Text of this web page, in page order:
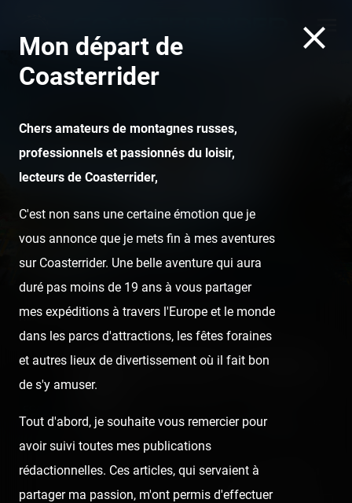
Magic Park Land — 30
juillet 2020
Home Posts Magic Park Land — 30 juillet 2020
Magic Park Land — 30 juillet
2020
Published6 years agoby Coasterrider | Reading time:
👍 15
Mon départ de
Coasterrider
Chers amateurs de montagnes russes,
professionnels et passionnés du loisir,
lecteurs de Coasterrider,
C'est non sans une certaine émotion que je
vous annonce que je mets fin à mes aventures
sur Coasterrider. Une belle aventure qui aura
duré pas moins de 19 ans à vous partager
mes expéditions à travers l'Europe et le monde
dans les parcs d'attractions, les fêtes foraines
et autres lieux de divertissement où il fait bon
de s'y amuser.
Tout d'abord, je souhaite vous remercier pour
avoir suivi toutes mes publications
rédactionnelles. Ces articles, qui servaient à
partager ma passion, m'ont permis d'effectuer